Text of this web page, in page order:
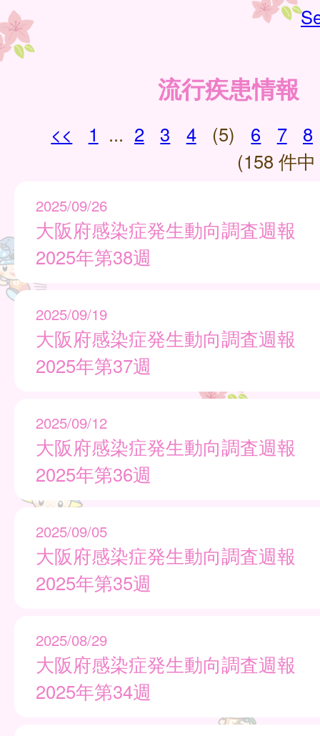
流行疾患情報
<< 1 ... 2 3 4 (5) 6 7
8
(158 件
2025/09/26
大阪府感染症発生動向調査週報
2025年第38週
2025/09/19
大阪府感染症発生動向調査週報
2025年第37週
2025/09/12
大阪府感染症発生動向調査週報
2025年第36週
2025/09/05
大阪府感染症発生動向調査週報
2025年第35週
2025/08/29
大阪府感染症発生動向調査週報
2025年第34週